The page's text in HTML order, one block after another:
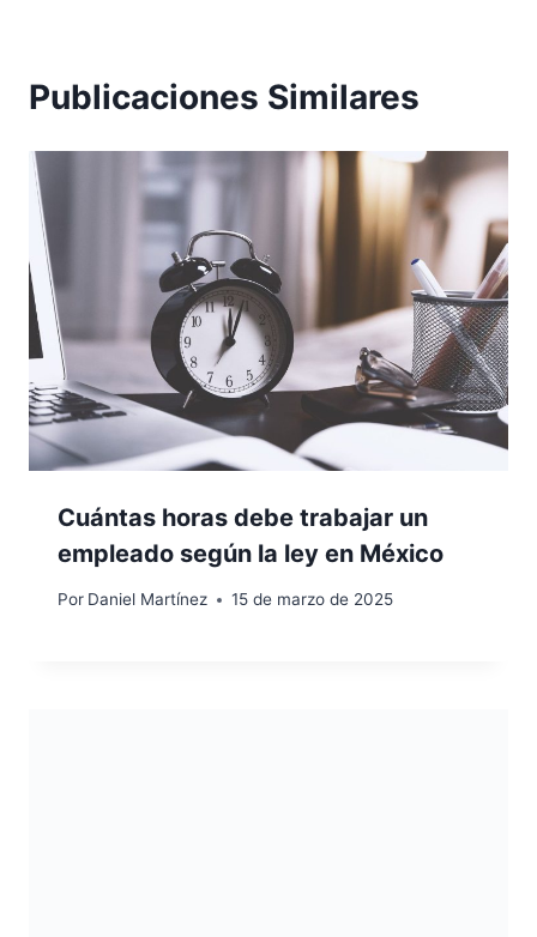
Publicaciones Similares
Cuántas horas debe trabajar un
empleado según la ley en México
Por Daniel Martínez 15 de marzo de 2025